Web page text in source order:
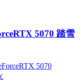
5070 踏雪